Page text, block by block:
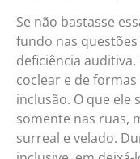
Se não bastasse
fundo nas
deficiência
coclear e de
inclusão. O que ele
somente nas ruas,
surreal e velado.